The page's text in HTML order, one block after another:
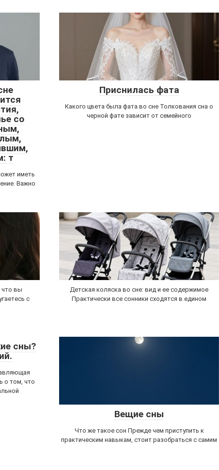
со
т
иметь
Важно
Приснилась фата
Какого цвета была фата во сне Толкования сна о
черной фате зависит от семейного
что вы
с
Детская коляска во сне: вид и ее содержимое
Практически все сонники сходятся в едином
сны?
о том, что
Вещие сны
Что же такое сон Прежде чем приступить к
практическим навыкам, стоит разобраться с самим